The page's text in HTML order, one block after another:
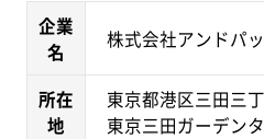
企業
名
株式会社アンドパ
所在
地
東京都港区三田三
東京三田ガーデン